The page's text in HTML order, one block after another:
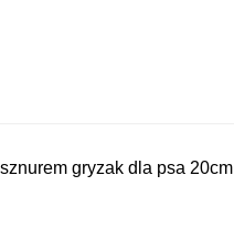
sznurem gryzak dla psa 20cm